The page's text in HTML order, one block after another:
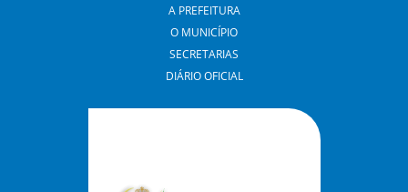
A PREFEITURA
O MUNICÍPIO
SECRETARIAS
DIÁRIO OFICIAL